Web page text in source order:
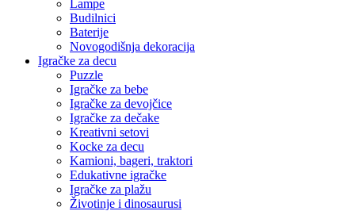
Lampe
Budilnici
Baterije
Novogodišnja dekoracija
Igračke za decu
Puzzle
Igračke za bebe
Igračke za devojčice
Igračke za dečake
Kreativni setovi
Kocke za decu
Kamioni, bageri, traktori
Edukativne igračke
Igračke za plažu
Životinje i dinosaurusi